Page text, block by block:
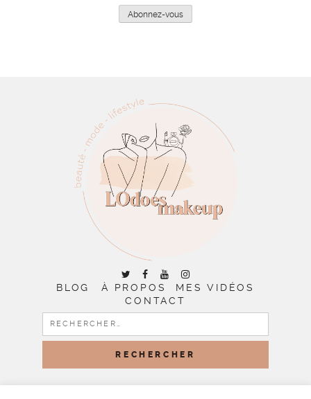
Abonnez-vous
BLOG À PROPOS
MES VIDÉOS
CONTACT
RECHERCHER :